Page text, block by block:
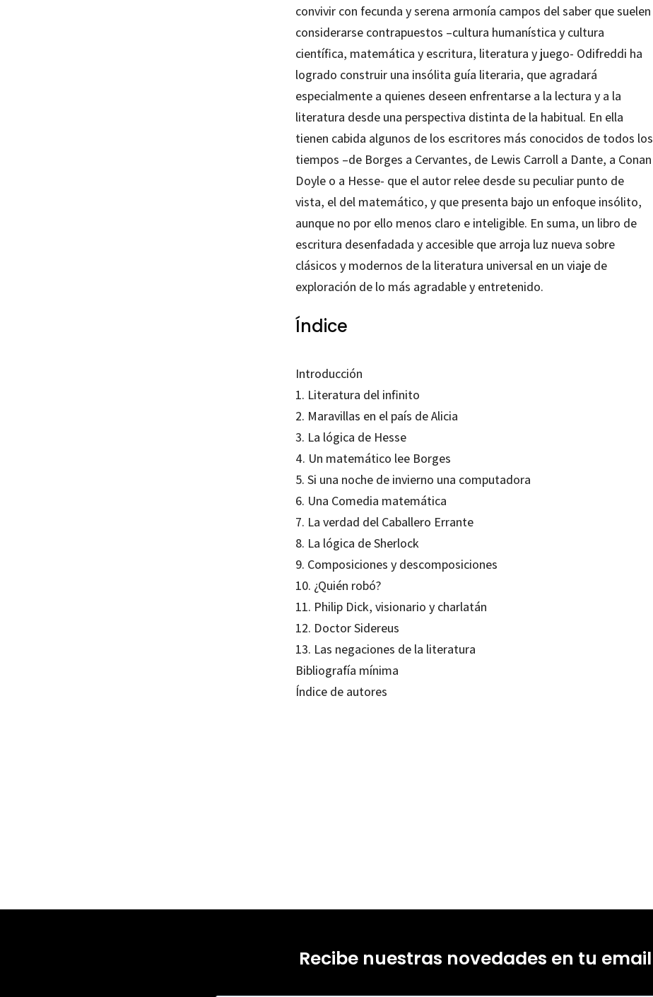
convivir con fecunda y serena armonía campos del saber que suelen
considerarse contrapuestos –cultura humanística y cultura
científica, matemática y escritura, literatura y juego- Odifreddi ha
logrado construir una insólita guía literaria, que agradará
especialmente a quienes deseen enfrentarse a la lectura y a la
literatura desde una perspectiva distinta de la habitual. En ella
tienen cabida algunos de los escritores más conocidos de todos los
tiempos –de Borges a Cervantes, de Lewis Carroll a Dante, a Conan
Doyle o a Hesse- que el autor relee desde su peculiar punto de
vista, el del matemático, y que presenta bajo un enfoque insólito,
aunque no por ello menos claro e inteligible. En suma, un libro de
escritura desenfadada y accesible que arroja luz nueva sobre
clásicos y modernos de la literatura universal en un viaje de
exploración de lo más agradable y entretenido.
Índice
Introducción
1. Literatura del infinito
2. Maravillas en el país de Alicia
3. La lógica de Hesse
4. Un matemático lee Borges
5. Si una noche de invierno una computadora
6. Una Comedia matemática
7. La verdad del Caballero Errante
8. La lógica de Sherlock
9. Composiciones y descomposiciones
10. ¿Quién robó?
11. Philip Dick, visionario y charlatán
12. Doctor Sidereus
13. Las negaciones de la literatura
Bibliografía mínima
Índice de autores
Recibe nuestras novedades en tu email